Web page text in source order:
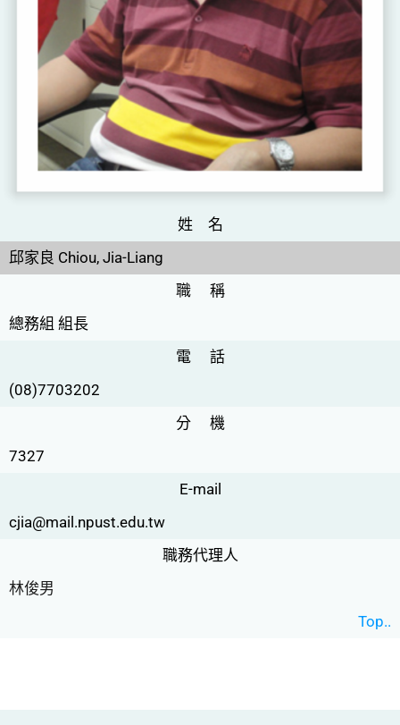
姓 名
邱家良 Chiou, Jia-Liang
職 稱
總務組 組長
電 話
(08)7703202
分 機
7327
E-mail
cjia@mail.npust.edu.tw
職務代理人
林俊男
Top..